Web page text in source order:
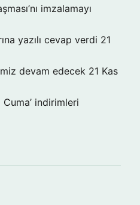
imzalamayı
yazılı cevap verdi 21
devam edecek 21 Kas
Cuma’ indirimleri